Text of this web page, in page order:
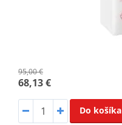
95,00 €
68,13 €
Do košíka